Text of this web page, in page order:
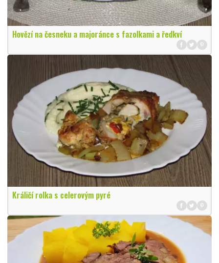
Hovězí na česneku a majoránce s fazolkami a ředkví
Králičí rolka s celerovým pyré